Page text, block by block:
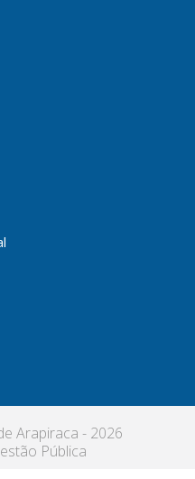
Arapiraca - 2026
Pública